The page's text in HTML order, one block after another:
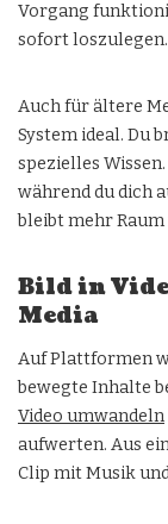
Vorgang
sofort loszulegen.
Auch für ältere
System ideal. Du
spezielles
während du dich
bleibt mehr
Bild in
Media
Auf Plattformen
bewegte Inhalte
Video umwandeln
aufwerten. Aus
Clip mit Musik